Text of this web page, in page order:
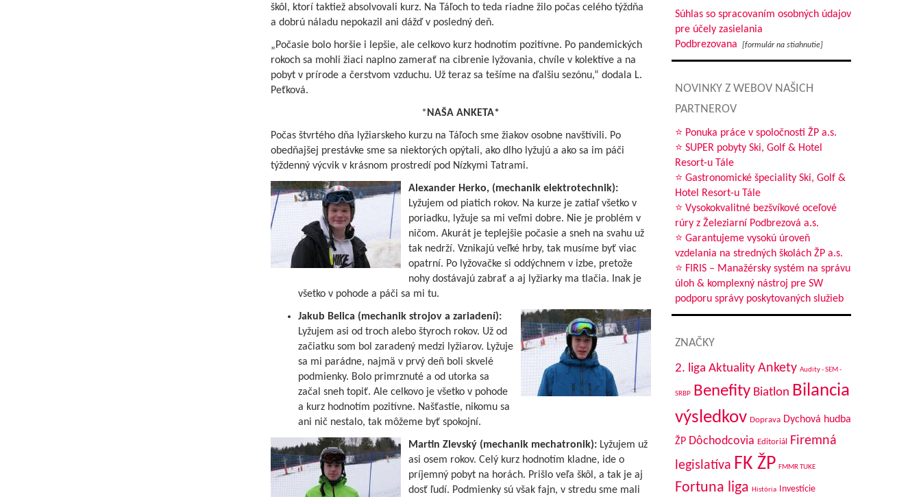
škôl, ktorí taktiež absolvovali kurz. Na Táľoch to teda riadne žilo počas celého týždňa
a dobrú náladu nepokazil ani dážď v posledný deň.
„Počasie bolo horšie i lepšie, ale celkovo kurz hodnotím pozitívne. Po pandemických
rokoch sa mohli žiaci naplno zamerať na cibrenie lyžovania, chvíle v kolektíve a na
pobyt v prírode a čerstvom vzduchu. Už teraz sa tešíme na ďalšiu sezónu,“ dodala L.
Peťková.
*NAŠA ANKETA*
Počas štvrtého dňa lyžiarskeho kurzu na Táľoch sme žiakov osobne navštívili. Po
obedňajšej prestávke sme sa niektorých opýtali, ako dlho lyžujú a ako sa im páči
týždenný výcvik v krásnom prostredí pod Nízkymi Tatrami.
Alexander Herko, (mechanik elektrotechnik):
Lyžujem od piatich rokov. Na kurze je zatiaľ všetko v
poriadku, lyžuje sa mi veľmi dobre. Nie je problém v
ničom. Akurát je teplejšie počasie a sneh na svahu už
tak nedrží. Vznikajú veľké hrby, tak musíme byť viac
opatrní. Po lyžovačke si oddýchnem v izbe, pretože
nohy dostávajú zabrať a aj lyžiarky ma tlačia. Inak je
všetko v pohode a páči sa mi tu.
Jakub Belica (mechanik strojov a zariadení):
Lyžujem asi od troch alebo štyroch rokov. Už od
začiatku som bol zaradený medzi lyžiarov. Lyžuje
sa mi parádne, najmä v prvý deň boli skvelé
podmienky. Bolo primrznuté a od utorka sa
začal sneh topiť. Ale celkovo je všetko v pohode
a kurz hodnotím pozitívne. Našťastie, nikomu sa
ani nič nestalo, tak môžeme byť spokojní.
Martin Zlevský (mechanik mechatronik):Lyžujem už
asi osem rokov. Celý kurz hodnotím kladne, ide o
príjemný pobyt na horách. Prišlo veľa škôl, a tak je aj
dosť ľudí. Podmienky sú však fajn, v stredu sme mali
Súhlas so spracovaním osobných údajov
pre účely zasielania
Podbrezovana
[formulár na stiahnutie]
NOVINKY Z WEBOV NAŠICH
PARTNEROV
⭐ Ponuka práce v spoločnosti ŽP a.s.
⭐ SUPER pobyty Ski, Golf & Hotel
Resort-u Tále
⭐ Gastronomické špeciality Ski, Golf &
Hotel Resort-u Tále
⭐ Vysokokvalitné bezšvíkové oceľové
rúry z Železiarní Podbrezová a.s.
⭐ Garantujeme vysokú úroveň
vzdelania na stredných školách ŽP a.s.
⭐ FIRIS – Manažérsky systém na správu
úloh & komplexný nástroj pre SW
podporu správy poskytovaných služieb
ZNAČKY
2. liga Aktuality Ankety Audity - SEM -
SRBP Benefity Biatlon Bilancia
výsledkov Doprava Dychová hudba
ŽP Dôchodcovia Editoriál
Firemná
legislatíva FK ŽP FMMR TUKE
Fortuna liga História Investície